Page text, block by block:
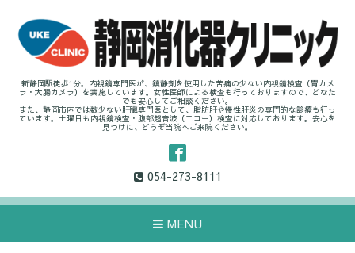
新静岡駅徒歩1分。内視鏡専門医が、鎮静剤を使用した苦痛の少ない内視鏡検査（胃カメ
ラ・大腸カメラ）を実施しています。女性医師による検査も行っておりますので、どなた
でも安心してご相談ください。
また、静岡市内では数少ない肝臓専門医として、脂肪肝や慢性肝炎の専門的な診療も行っ
ています。土曜日も内視鏡検査・腹部超音波（エコー）検査に対応しております。安心を
見つけに、どうぞ当院へご来院ください。
054-273-8111
MENU